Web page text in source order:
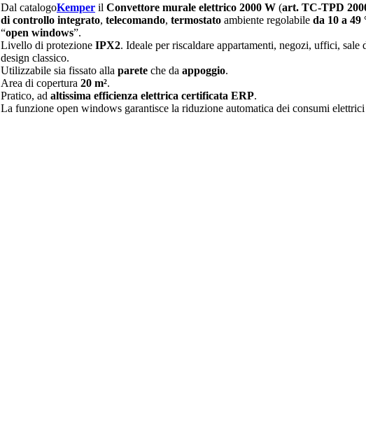
Dal catalogoKemper il Convettore murale elettrico 2000 W (art. TC-TPD
di controllo integrato, telecomando, termostato ambiente regolabile da 10 a 49
“open windows”.
Livello di protezione IPX2. Ideale per riscaldare appartamenti, negozi, uffici, sale
design classico.
Utilizzabile sia fissato alla parete che da appoggio.
Area di copertura 20 m².
Pratico, ad altissima efficienza elettrica certificata ERP.
La funzione open windows garantisce la riduzione automatica dei consumi